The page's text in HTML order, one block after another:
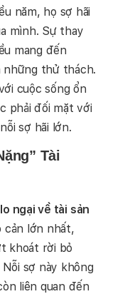
năm, họ sợ hãi
mình. Sự thay
mang đến
những thử thách.
cuộc sống ổn
phải đối mặt với
sợ hãi lớn.
Tài
lo ngại về tài sản
cản lớn nhất,
khoát rời bỏ
sợ này không
liên quan đến